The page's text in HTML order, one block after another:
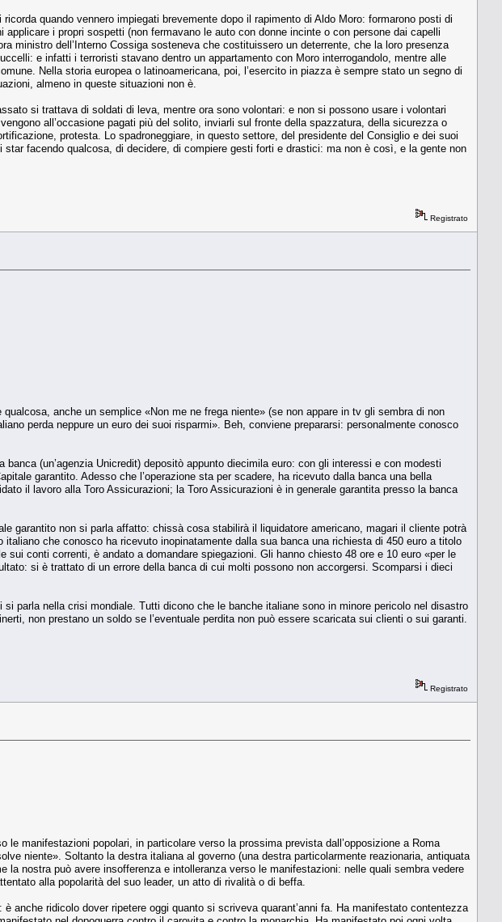
quando vennero impiegati brevemente dopo il rapimento di Aldo Moro: formarono posti di
i propri sospetti (non fermavano le auto con donne incinte o con persone dai capelli
ministro dell’Interno Cossiga sosteneva che costituissero un deterrente, che la loro presenza
e infatti i terroristi stavano dentro un appartamento con Moro interrogandolo, mentre alle
Nella storia europea o latinoamericana, poi, l’esercito in piazza è sempre stato un segno di
almeno in queste situazioni non è.
si trattava di soldati di leva, mentre ora sono volontari: e non si possono usare i volontari
all’occasione pagati più del solito, inviarli sul fronte della spazzatura, della sicurezza o
protesta. Lo spadroneggiare, in questo settore, del presidente del Consiglio e dei suoi
facendo qualcosa, di decidere, di compiere gesti forti e drastici: ma non è così, e la gente non
Registrato
anche un semplice «Non me ne frega niente» (se non appare in tv gli sembra di non
perda neppure un euro dei suoi risparmi». Beh, conviene prepararsi: personalmente conosco
(un’agenzia Unicredit) depositò appunto diecimila euro: con gli interessi e con modesti
garantito. Adesso che l’operazione sta per scadere, ha ricevuto dalla banca una bella
il lavoro alla Toro Assicurazioni; la Toro Assicurazioni è in generale garantita presso la banca
garantito non si parla affatto: chissà cosa stabilirà il liquidatore americano, magari il cliente potrà
che conosco ha ricevuto inopinatamente dalla sua banca una richiesta di 450 euro a titolo
conti correnti, è andato a domandare spiegazioni. Gli hanno chiesto 48 ore e 10 euro «per le
si è trattato di un errore della banca di cui molti possono non accorgersi. Scomparsi i dieci
parla nella crisi mondiale. Tutti dicono che le banche italiane sono in minore pericolo nel disastro
non prestano un soldo se l’eventuale perdita non può essere scaricata sui clienti o sui garanti.
Registrato
manifestazioni popolari, in particolare verso la prossima prevista dall’opposizione a Roma
niente». Soltanto la destra italiana al governo (una destra particolarmente reazionaria, antiquata
nostra può avere insofferenza e intolleranza verso le manifestazioni: nelle quali sembra vedere
alla popolarità del suo leader, un atto di rivalità o di beffa.
anche ridicolo dover ripetere oggi quanto si scriveva quarant’anni fa. Ha manifestato contentezza